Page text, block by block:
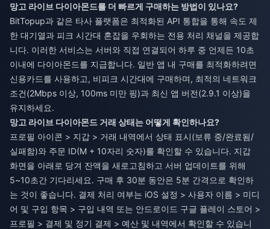
망고 라이브 다이아몬드를 더 빠르게 구매하는 방법이 있나요?
BitTopup과 같은 타사 플랫폼은 최적화된 API 통합을 통해 속도 제
한 대기열과 피크 시간대 혼잡을 우회하는 전용 처리 채널을 제공합
니다. 이러한 서비스는 서버와 직접 연결되어 하루 중 언제든 10초
이내에 다이아몬드를 지급합니다. 일반 앱 내 구매를 최적화하려면
신용카드를 사용하고, 비피크 시간대에 구매하며, 최적의 네트워크
조건(2Mbps 이상, 100ms 미만 핑)과 최신 앱 버전(2.9.1 이상)을
유지하세요.
망고 라이브 다이아몬드 거래 상태는 어떻게 확인하나요?
프로필 아이콘 > 지갑 > 거래 내역에서 상태 표시(보류 중/완료됨/
실패함)와 주문 ID(M + 10자리 숫자)를 확인할 수 있습니다. 지갑
화면을 아래로 당겨 잔액을 새로고침하고 서버 업데이트를 위해
5~10초간 기다리세요. 구매 후 30분 동안은 5분 간격으로 확인하
는 것이 좋습니다. 결제 처리 여부는 iOS 설정 > 사용자 이름 > 미디
어 및 구입 항목 > 구입 내역 또는 안드로이드 구글 플레이 스토어 >
프로필 > 결제 및 정기 결제 > 예산 및 내역에서 확인할 수 있습니